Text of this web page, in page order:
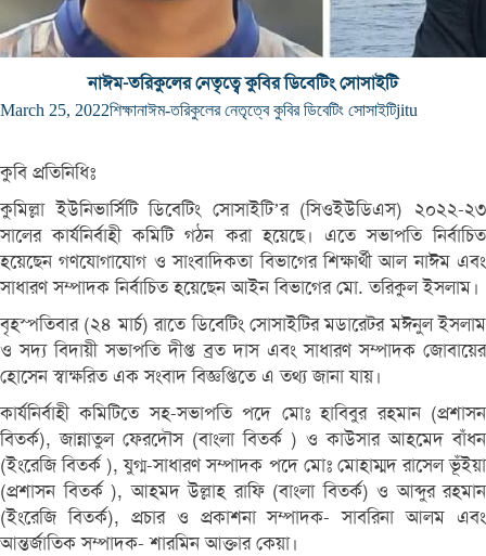
নাঈম-তরিকুলের নেতৃত্বে কুবির ডিবেটিং সোসাইটি
March 25, 2022শিক্ষানাঈম-তরিকুলের নেতৃত্বে কুবির ডিবেটিং সোসাইটিjitu
কুবি প্রতিনিধিঃ
কুমিল্লা ইউনিভার্সিটি ডিবেটিং সোসাইটি’র (সিওইউডিএস) ২০২২-২৩
সালের কার্যনির্বাহী কমিটি গঠন করা হয়েছে। এতে সভাপতি নির্বাচিত
হয়েছেন গণযোগাযোগ ও সাংবাদিকতা বিভাগের শিক্ষার্থী আল নাঈম এবং
সাধারণ সম্পাদক নির্বাচিত হয়েছেন আইন বিভাগের মো. তরিকুল ইসলাম।
বৃহস্পতিবার (২৪ মার্চ) রাতে ডিবেটিং সোসাইটির মডারেটর মঈনুল ইসলাম
ও সদ্য বিদায়ী সভাপতি দীপ্ত ব্রত দাস এবং সাধারণ সম্পাদক জোবায়ের
হোসেন স্বাক্ষরিত এক সংবাদ বিজ্ঞপ্তিতে এ তথ্য জানা যায়।
কার্যনির্বাহী কমিটিতে সহ-সভাপতি পদে মোঃ হাবিবুর রহমান (প্রশাসন
বিতর্ক), জান্নাতুল ফেরদৌস (বাংলা বিতর্ক ) ও কাউসার আহমেদ বাঁধন
(ইংরেজি বিতর্ক ), যুগ্ম-সাধারণ সম্পাদক পদে মোঃ মোহাম্মদ রাসেল ভূঁইয়া
(প্রশাসন বিতর্ক ), আহমদ উল্লাহ রাফি (বাংলা বিতর্ক) ও আব্দুর রহমান
(ইংরেজি বিতর্ক), প্রচার ও প্রকাশনা সম্পাদক- সাবরিনা আলম এবং
আন্তর্জাতিক সম্পাদক- শারমিন আক্তার কেয়া।